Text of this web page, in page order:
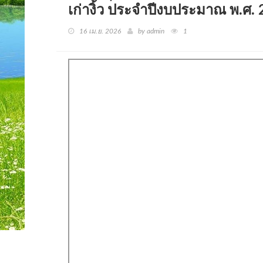
เก่างิ้ว ประจำปีงบประมาณ พ.ศ.
16 เม.ย. 2026 by admin 1